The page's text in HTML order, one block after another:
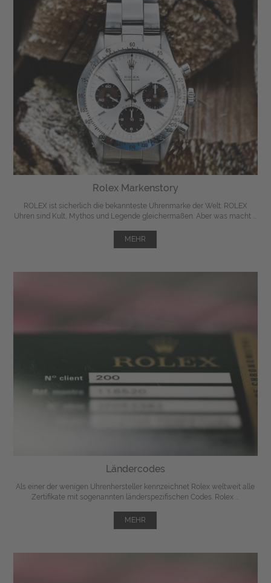
Rolex Markenstory
ROLEX ist sicherlich die bekannteste Uhrenmarke der Welt. ROLEX
Uhren sind Kult, Mythos und Legende gleichermaßen. Aber was macht ...
MEHR
Ländercodes
Als einer der wenigen Uhrenhersteller kennzeichnet Rolex weltweit alle
Zertifikate mit sogenannten länderspezifischen Codes. Rolex ...
MEHR